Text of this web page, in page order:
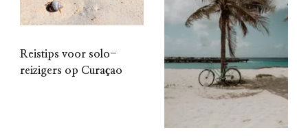
Reistips voor solo-
reizigers op Curaçao